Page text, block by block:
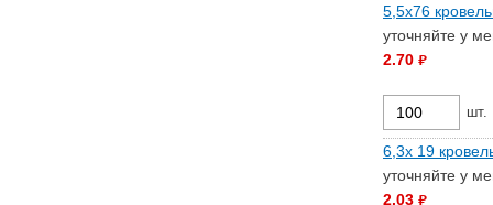
5,5х76
уточняйте у
2.70 руб.
шт.
6,3х 19
уточняйте у
2.03 руб.